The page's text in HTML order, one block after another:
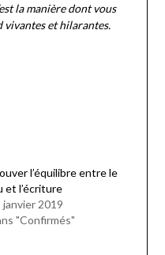
la manière dont vous
vivantes et hilarantes.
l’équilibre entre le
et l’écriture
janvier 2019
"Confirmés"